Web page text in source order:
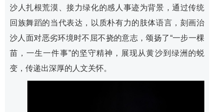
沙人扎根荒漠、接力绿化的感人事迹为背景，通过传统
回族舞蹈的当代表达，以质朴有力的肢体语言，刻画治
沙人面对恶劣环境时不屈不挠的意志，颂扬了“一步一棵
苗，一生一件事”的坚守精神，展现从黄沙到绿洲的蜕
变，传递出深厚的人文关怀。